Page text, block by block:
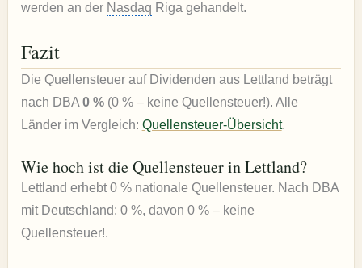
werden an der Nasdaq Riga gehandelt.
Fazit
Die Quellensteuer auf Dividenden aus Lettland beträgt
nach DBA 0 %(0 % – keine Quellensteuer!). Alle
Länder im Vergleich: Quellensteuer-Übersicht.
Wie hoch ist die Quellensteuer in Lettland?
Lettland erhebt 0 % nationale Quellensteuer. Nach DBA
mit Deutschland: 0 %, davon 0 % – keine
Quellensteuer!.